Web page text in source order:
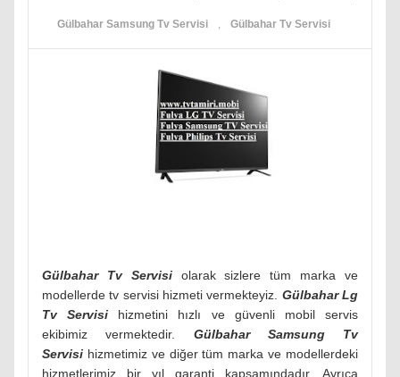
Gülbahar Samsung Tv Servisi Gülbahar Tv Servisi
Gülbahar Tv Servisiolarak sizlere tüm marka ve
modellerde tv servisi hizmeti vermekteyiz. Gülbahar Lg
Tv Servisi hizmetini hızlı ve güvenli mobil servis
ekibimiz vermektedir. GülbaharSamsung Tv
Servisi hizmetimiz ve diğer tüm marka ve modellerdeki
hizmetlerimiz bir yıl garanti kapsamındadır. Ayrıca